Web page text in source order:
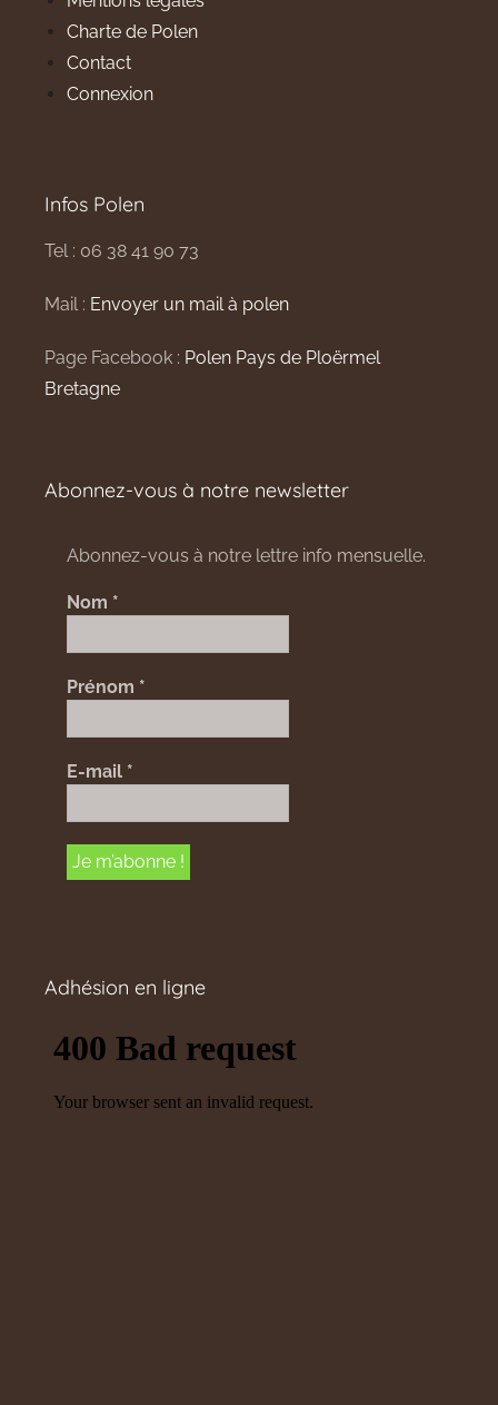
Charte de Polen
Contact
Connexion
Infos Polen
Tel : 06 38 41 90 73
Mail : Envoyer un mail à polen
Page Facebook : Polen Pays de Ploërmel
Bretagne
Abonnez-vous à notre newsletter
Abonnez-vous à notre lettre info mensuelle.
Nom *
Prénom *
E-mail *
Adhésion en ligne